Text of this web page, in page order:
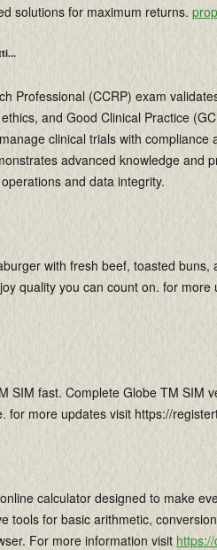
solutions for maximum returns.
Professional (CCRP) exam
and Good Clinical Practice
clinical trials with compliance
advanced knowledge and
and data integrity.
with fresh beef, toasted buns,
quality you can count on. for more
SIM fast. Complete Globe TM SIM
for more updates visit https://
calculator designed to make
tools for basic arithmetic,
For more information visit